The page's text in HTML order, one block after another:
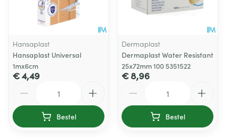
Hansaplast
Hansaplast Universal
1mx6cm
€ 4,49
Bestel
Dermaplast
Dermaplast Water Resistant
25x72mm 100 5351522
€ 8,96
Bestel